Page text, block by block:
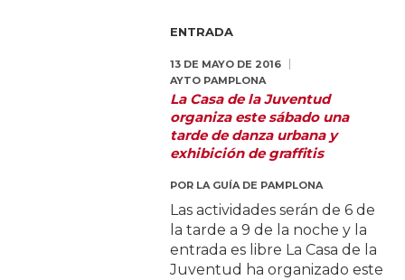
ENTRADA
13 DE MAYO DE 2016
AYTO PAMPLONA
La Casa de la Juventud
organiza este sábado una
tarde de danza urbana y
exhibición de graffitis
POR LA GUÍA DE PAMPLONA
Las actividades serán de 6 de
la tarde a 9 de la noche y la
entrada es libre La Casa de la
Juventud ha organizado este